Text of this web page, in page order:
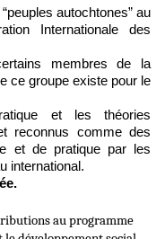
autochtones” au
Internationale des
membres de la
ce groupe existe pour le
et les théories
reconnus comme des
et de pratique par les
international.
au programme